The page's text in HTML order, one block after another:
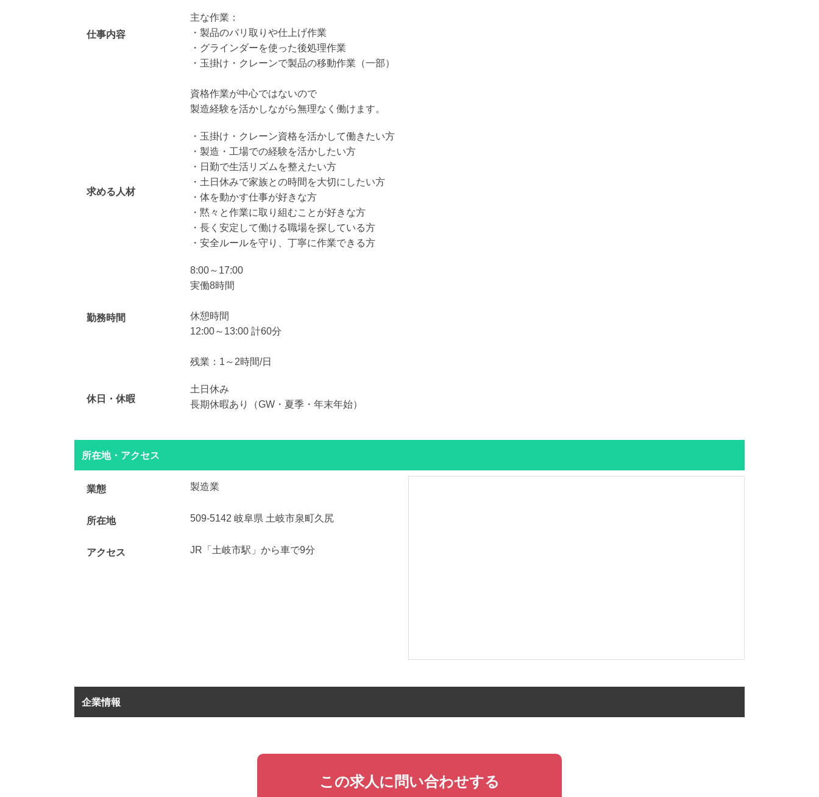
仕事内容
主な作業：
・製品のバリ取りや仕上げ作業
・グラインダーを使った後処理作業
・玉掛け・クレーンで製品の移動作業（一部）
資格作業が中心ではないので
製造経験を活かしながら無理なく働けます。
求める人材
・玉掛け・クレーン資格を活かして働きたい方
・製造・工場での経験を活かしたい方
・日勤で生活リズムを整えたい方
・土日休みで家族との時間を大切にしたい方
・体を動かす仕事が好きな方
・黙々と作業に取り組むことが好きな方
・長く安定して働ける職場を探している方
・安全ルールを守り、丁寧に作業できる方
勤務時間
8:00～17:00
実働8時間
休憩時間
12:00～13:00 計60分
残業：1～2時間/日
休日・休暇
土日休み
長期休暇あり（GW・夏季・年末年始）
所在地・アクセス
業態 製造業
所在地 509-5142 岐阜県 土岐市泉町久尻
アクセス JR「土岐市駅」から車で9分
企業情報
この求人に問い合わせする